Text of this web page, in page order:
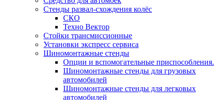
Стенды развал-схождения колёс
СКО
Техно Вектор
Стойки трансмиссионные
Установки экспресс сервиса
Шиномонтажные стенды
Опции и вспомогательные приспособления.
Шиномонтажные стенды для грузовых
автомобилей
Шиномонтажные стенды для легковых
автомобилей